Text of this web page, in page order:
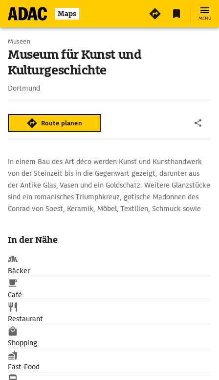
Maps MENÜ
Museen
Museum für Kunst und
Kulturgeschichte
Dortmund
Route planen
In einem Bau des Art déco werden Kunst und Kunsthandwerk
von der Steinzeit bis in die Gegenwart gezeigt, darunter aus
der Antike Glas, Vasen und ein Goldschatz. Weitere Glanzstücke
sind ein romanisches Triumphkreuz, gotische Madonnen des
Conrad von Soest, Keramik, Möbel, Textilien, Schmuck sowie
In der Nähe
Bäcker
Café
Restaurant
Shopping
Fast-Food